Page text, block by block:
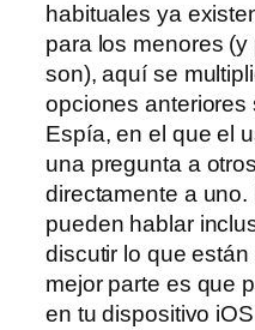
habituales ya
para los menores
son), aquí se
opciones anteriores
Espía, en el que el
una pregunta a
directamente a
pueden hablar
discutir lo que
mejor parte es que
en tu dispositivo